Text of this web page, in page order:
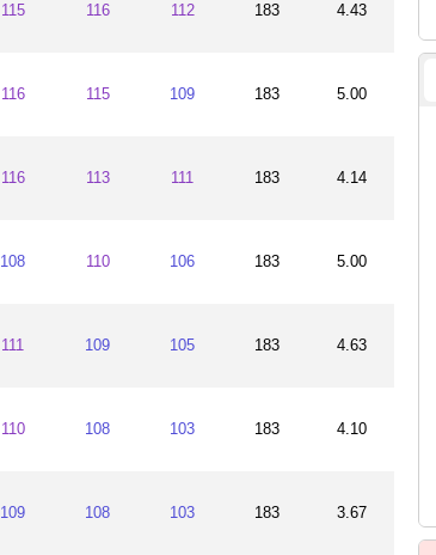
115 116 112 183 4.43
116 115 109 183 5.00
116 113 111 183 4.14
108 110 106 183 5.00
111 109 105 183 4.63
110 108 103 183 4.10
109 108 103 183 3.67